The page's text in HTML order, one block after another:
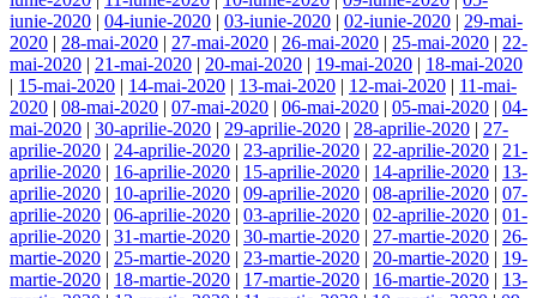
iunie-2020 | 04-iunie-2020 | 03-iunie-2020 | 02-iunie-2020 | 29-mai-
2020 | 28-mai-2020 | 27-mai-2020 | 26-mai-2020 | 25-mai-2020 | 22-
mai-2020 | 21-mai-2020 | 20-mai-2020 | 19-mai-2020 | 18-mai-2020
| 15-mai-2020 | 14-mai-2020 | 13-mai-2020 | 12-mai-2020 | 11-mai-
2020 | 08-mai-2020 | 07-mai-2020 | 06-mai-2020 | 05-mai-2020 | 04-
mai-2020 | 30-aprilie-2020 | 29-aprilie-2020 | 28-aprilie-2020 | 27-
aprilie-2020 | 24-aprilie-2020 | 23-aprilie-2020 | 22-aprilie-2020 | 21-
aprilie-2020 | 16-aprilie-2020 | 15-aprilie-2020 | 14-aprilie-2020 | 13-
aprilie-2020 | 10-aprilie-2020 | 09-aprilie-2020 | 08-aprilie-2020 | 07-
aprilie-2020 | 06-aprilie-2020 | 03-aprilie-2020 | 02-aprilie-2020 | 01-
aprilie-2020 | 31-martie-2020 | 30-martie-2020 | 27-martie-2020 | 26-
martie-2020 | 25-martie-2020 | 23-martie-2020 | 20-martie-2020 | 19-
martie-2020 | 18-martie-2020 | 17-martie-2020 | 16-martie-2020 | 13-